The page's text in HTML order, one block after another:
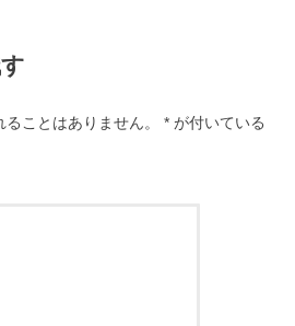
ことはありません。 * が付いている